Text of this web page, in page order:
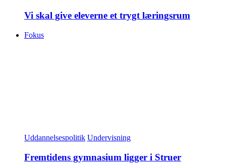
Vi skal give eleverne et trygt læringsrum
Fokus
Uddannelsespolitik Undervisning
Fremtidens gymnasium ligger i Struer